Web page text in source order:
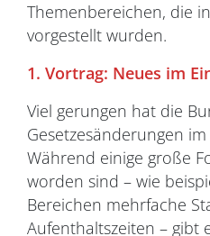
Themenbereichen, die
vorgestellt wurden.
1. Vortrag: Neues im
Viel gerungen hat die
Gesetzesänderungen
Während einige große
worden sind – wie
Bereichen mehrfache
Aufenthaltszeiten – gibt